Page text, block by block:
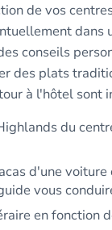
de vos
dans
conseils
des plats
à l'hôtel sont
du
d'une
vous
en fonction